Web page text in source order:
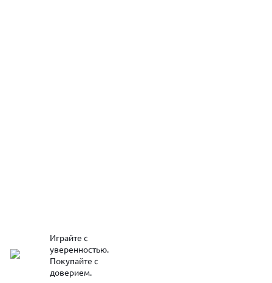
Играйте с
уверенностью.
Покупайте с
доверием.